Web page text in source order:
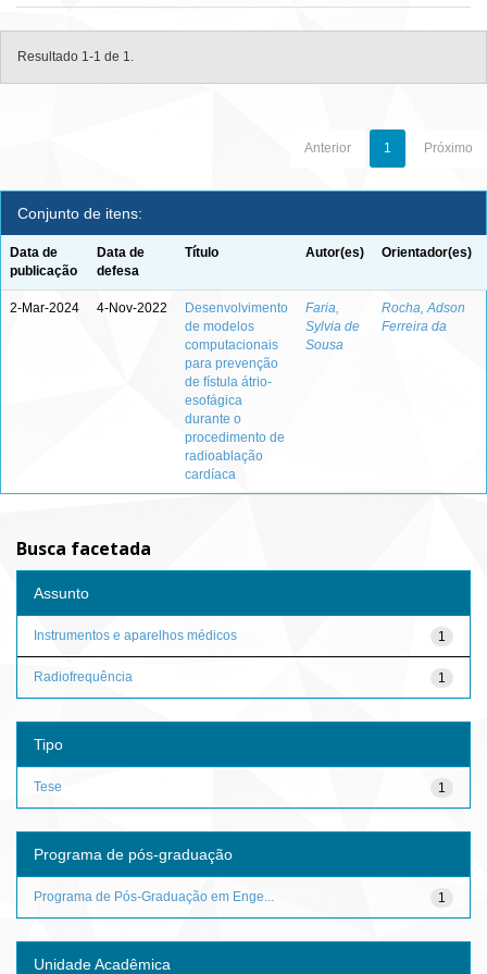
Resultado 1-1 de 1.
Anterior 1 Próximo
Conjunto de itens:
Data de
publicação
Data de
defesa
Título Autor(es) Orientador(es)
2-Mar-2024 4-Nov-2022
Desenvolvimento
de modelos
computacionais
para prevenção
de fístula átrio-
esofágica
durante o
procedimento de
radioablação
cardíaca
Faria,
Sylvia de
Sousa
Rocha, Adson
Ferreira da
Busca facetada
Assunto
1
Instrumentos e aparelhos médicos
1
Radiofrequência
Tipo
1
Tese
Programa de pós-graduação
1
Programa de Pós-Graduação em Enge...
Unidade Acadêmica